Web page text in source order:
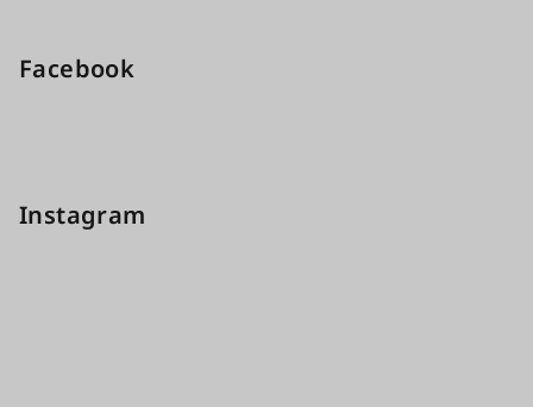
Facebook
Instagram